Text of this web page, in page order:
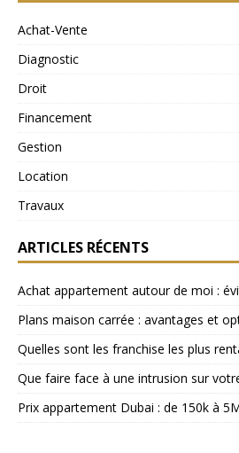
Achat-Vente
Diagnostic
Droit
Financement
Gestion
Location
Travaux
ARTICLES RÉCENTS
Achat appartement autour de moi :
Plans maison carrée : avantages et
Quelles sont les franchise les plus
Que faire face à une intrusion sur
Prix appartement Dubai : de 150k à